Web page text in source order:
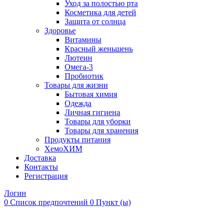
Уход за полостью рта
Косметика для детей
Защита от солнца
Здоровье
Витамины
Красный женьшень
Лютеин
Омега-3
Пробиотик
Товары для жизни
Бытовая химия
Одежда
Личная гигиена
Товары для уборки
Товары для хранения
Продукты питания
ХемоХИМ
Доставка
Контакты
Регистрация
Логин
0 Список предпочтений 0 Пункт (ы)